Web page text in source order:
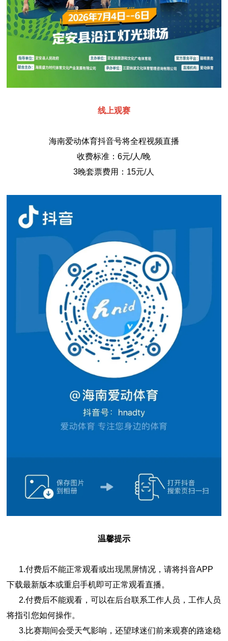
线上观赛
海南爱动体育抖音号将全程视频直播
收费标准：6元/人/晚
3晚套票费用：15元/人
温馨提示
1.付费后不能正常观看或出现黑屏情况，请将抖音APP
下载最新版本或重启手机即可正常观看直播。
2.付费后不能观看，可以在后台联系工作人员，工作人员
将指引您如何操作。
3.比赛期间会受天气影响，还望球迷们前来观赛的路途稳